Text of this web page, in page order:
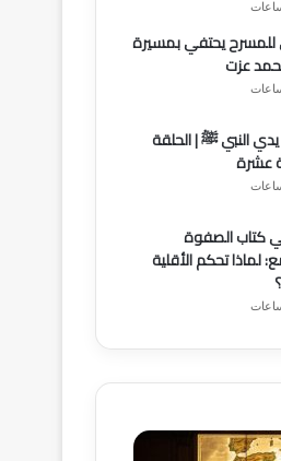
يحتفي بمسيرة
عزت
يدي النبي ﷺ | الحلقة
عشرة
كتاب الصفوة
لماذا تحكم الأقلية